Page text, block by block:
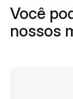
Você
nossos